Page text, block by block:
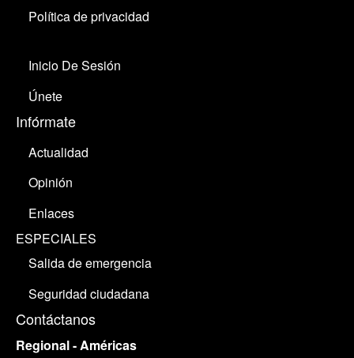
Política de privacidad
Inicio De Sesión
Únete
Infórmate
Actualidad
Opinión
Enlaces
ESPECIALES
Salida de emergencia
Seguridad ciudadana
Contáctanos
Regional - Américas